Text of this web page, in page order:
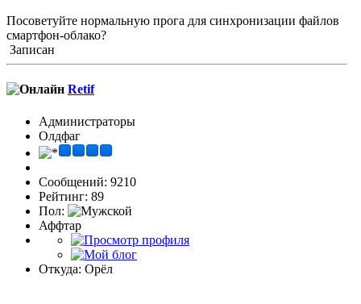
Посоветуйте нормальную прога для синхронизации файлов
смартфон-облако?
Записан
Retif
Администраторы
Олдфаг
Сообщений: 9210
Рейтинг: 89
Пол:
Аффтар
Откуда: Орёл